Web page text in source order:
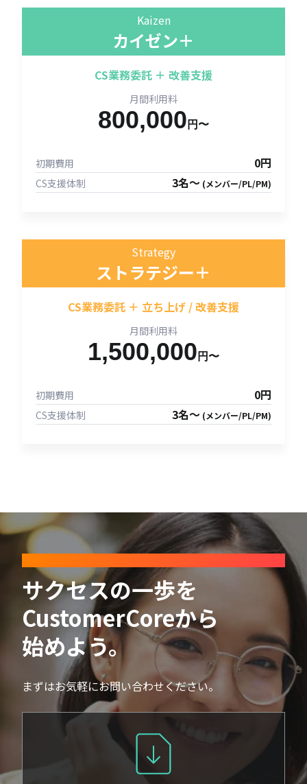
Kaizen
カイゼン＋
CS業務委託 ＋ 改善支援
月間利用料
800,000 円〜
初期費用 0円
CS支援体制 3名〜 (メンバー/PL/PM)
Strategy
ストラテジー＋
CS業務委託 ＋ 立ち上げ / 改善支援
月間利用料
1,500,000 円〜
初期費用 0円
CS支援体制 3名〜 (メンバー/PL/PM)
サクセスの一歩を
CustomerCoreから
始めよう。
まずはお気軽にお問い合わせください。